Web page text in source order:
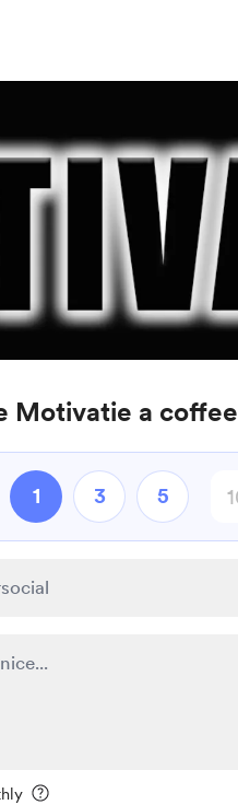
Motivatie a coffee
1 3 5